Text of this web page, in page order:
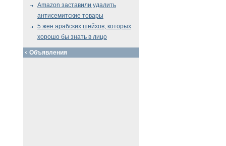
Amazon заставили удалить
антисемитские товары
5 жен арабских шейхов, которых
хорошо бы знать в лицо
Объявления